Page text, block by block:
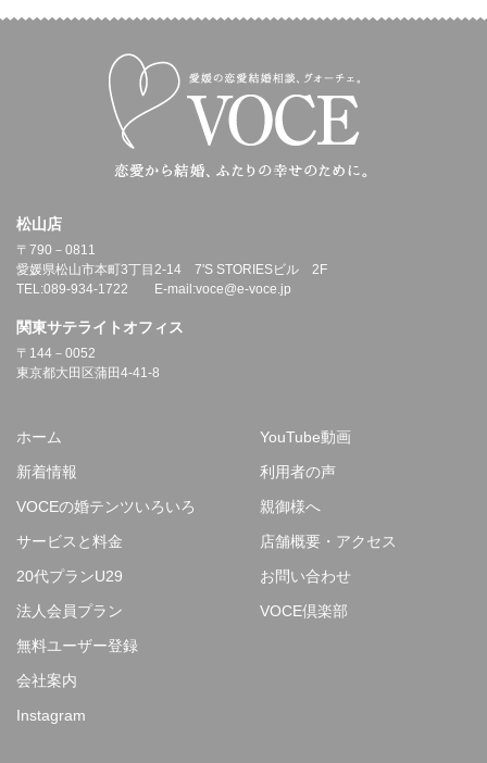
松山店
〒790－0811
愛媛県松山市本町3丁目2-14 7'S STORIESビル 2F
TEL:089-934-1722 E-mail:voce@e-voce.jp
関東サテライトオフィス
〒144－0052
東京都大田区蒲田4-41-8
ホーム
新着情報
VOCEの婚テンツいろいろ
サービスと料金
20代プランU29
法人会員プラン
YouTube動画
利用者の声
親御様へ
店舗概要・アクセス
お問い合わせ
VOCE倶楽部
無料ユーザー登録
会社案内
Instagram